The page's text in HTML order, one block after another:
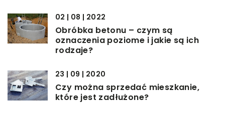
02 | 08 | 2022
Obróbka betonu – czym są
oznaczenia poziome i jakie są ich
rodzaje?
23 | 09 | 2020
Czy można sprzedać mieszkanie,
które jest zadłużone?